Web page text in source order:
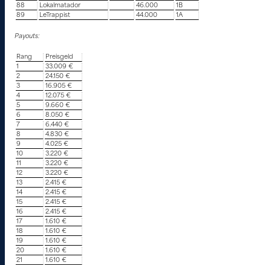
88
Lokalmatador 46.000
1B
89
LeTrappist 44.000 1A
Payouts:
Rang
Preisgeld
1
33.009 €
2
24.150 €
3
16.905 €
4
12.075 €
5
9.660 €
6
8.050 €
7
6.440 €
8
4.830 €
9
4.025 €
10
3.220 €
11
3.220 €
12
3.220 €
13
2.415 €
14
2.415 €
15
2.415 €
16
2.415 €
17
1.610 €
18
1.610 €
19
1.610 €
20
1.610 €
21
1.610 €